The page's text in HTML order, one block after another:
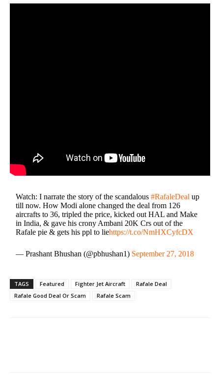
Watch: I narrate the story of the scandalous#RafaleDeal up
till now. How Modi alone changed the deal from 126
aircrafts to 36, tripled the price, kicked out HAL and Make
in India, & gave his crony Ambani 20K Crs out of the
Rafale pie & gets his ppl to liehttps://t.co/NmHXCyfcDX
— Prashant Bhushan (@pbhushan1) September 27, 2018
TAGS Featured Fighter Jet Aircraft
Rafale Deal
Rafale Good Deal Or Scam
Rafale Scam